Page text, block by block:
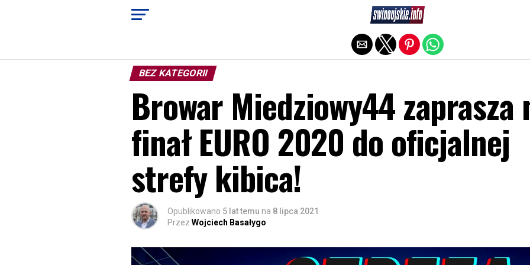
BEZ KATEGORII
Browar Miedziowy44 zaprasza
finał EURO 2020 do oficjalnej
strefy kibica!
Opublikowano 5 lat temu na 8 lipca 2021
Przez Wojciech Basałygo
Exit mobile version